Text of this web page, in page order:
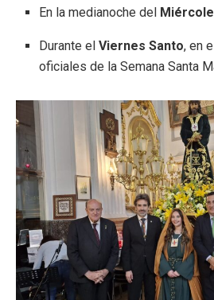
En la medianoche del
Durante elViernes Santo, en
oficiales de la Semana Santa